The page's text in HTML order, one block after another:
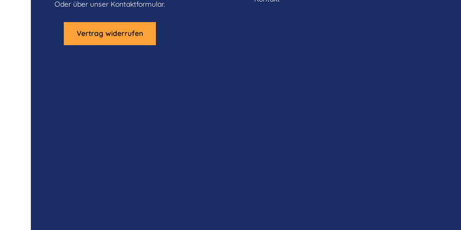
Oder über unser Kontaktformular.
Vertrag widerrufen